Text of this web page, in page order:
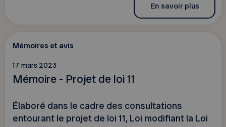
En savoir plus
Mémoires et avis
17 mars 2023
Mémoire - Projet de loi 11
Élaboré dans le cadre des consultations
entourant le projet de loi 11, Loi modifiant la Loi